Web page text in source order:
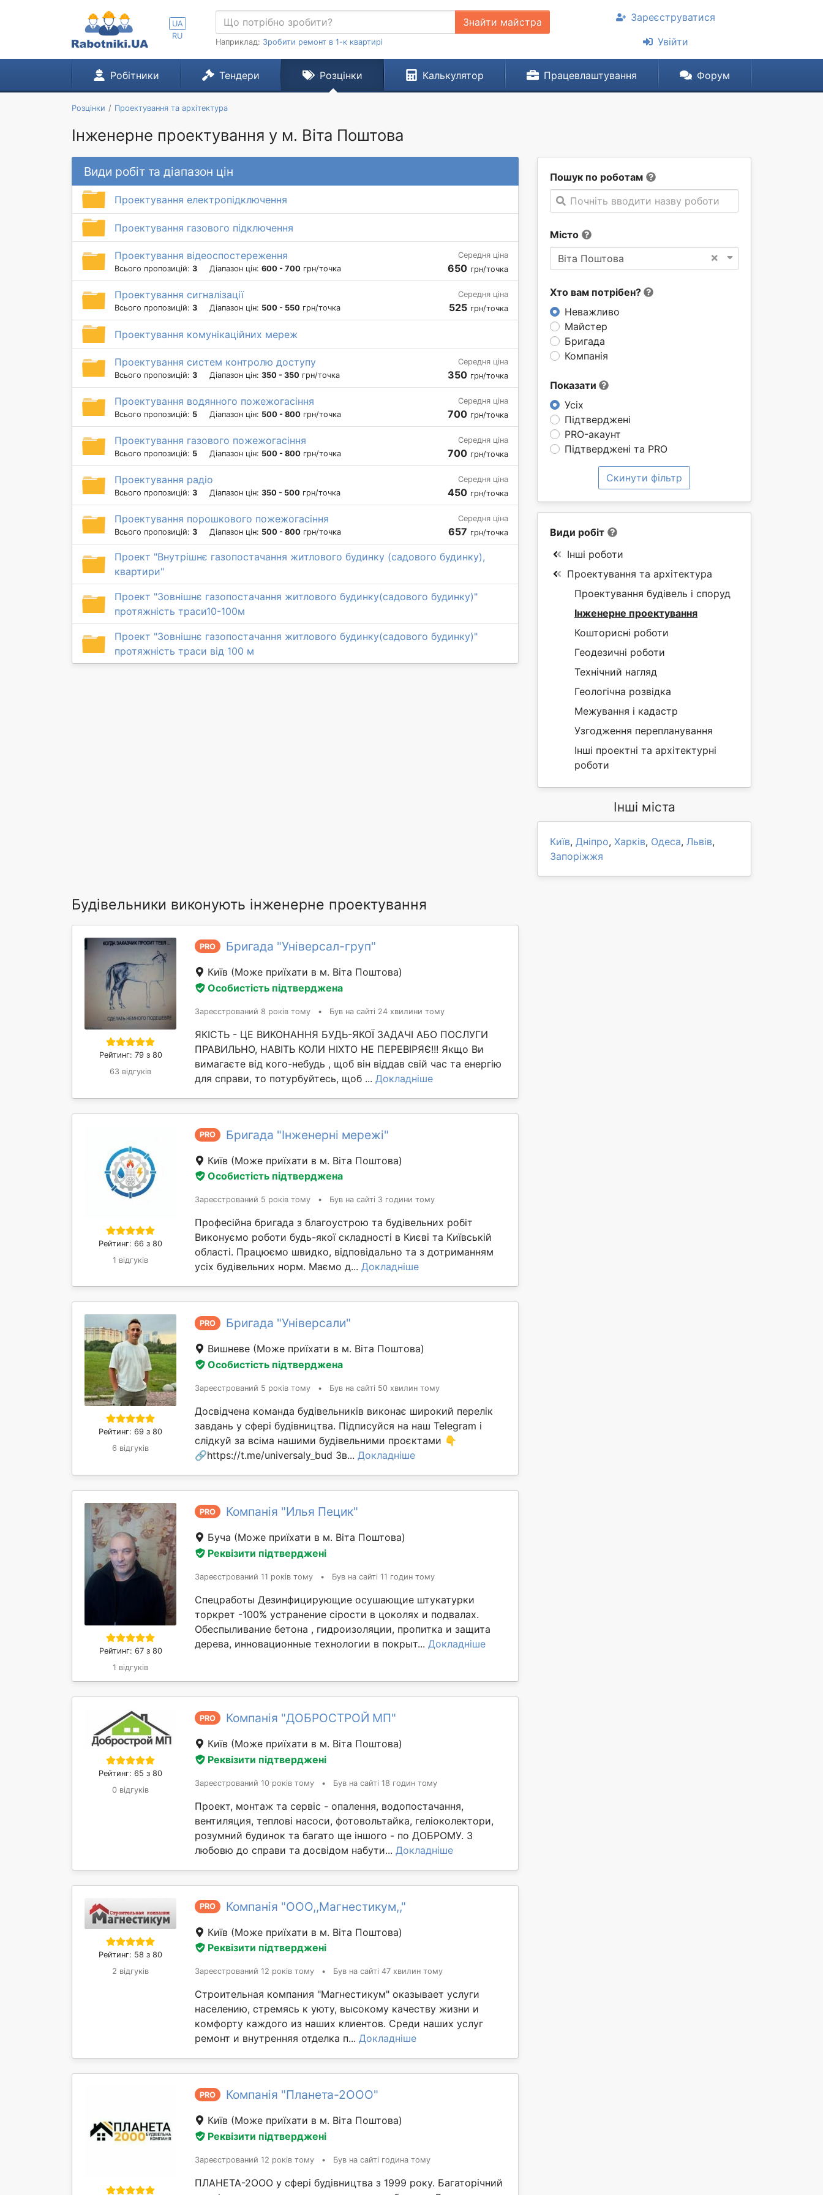
UA
RU
Знайти майстра
Наприклад: Зробити ремонт в 1-к квартирі
Зареєструватися
Увійти
Робітники Тендери Розцінки Калькулятор Працевлаштування Форум
Розцінки Проектування та архітектура
Інженерне проектування у м. Віта Поштова
Пошук по роботам
Почніть вводити назву роботи
Місто
×
Віта Поштова
Хто вам потрібен?
Неважливо
Майстер
Бригада
Компанія
Показати
Усіх
Підтверджені
PRO-акаунт
Підтверджені та PRO
Скинути фільтр
Види робіт та діапазон цін
Проектування електропідключення
Проектування газового підключення
Проектування відеоспостереження
Всього пропозицій: 3 Діапазон цін: 600 - 700 грн/точка
Середня ціна
650 грн/точка
Проектування сигналізації
Всього пропозицій: 3 Діапазон цін: 500 - 550 грн/точка
Середня ціна
525 грн/точка
Проектування комунікаційних мереж
Проектування систем контролю доступу
Всього пропозицій: 3 Діапазон цін: 350 - 350 грн/точка
Середня ціна
350 грн/точка
Проектування водянного пожежогасіння
Всього пропозицій: 5 Діапазон цін: 500 - 800 грн/точка
Середня ціна
700 грн/точка
Проектування газового пожежогасіння
Всього пропозицій: 5 Діапазон цін: 500 - 800 грн/точка
Середня ціна
700 грн/точка
Проектування радіо
Всього пропозицій: 3 Діапазон цін: 350 - 500 грн/точка
Середня ціна
450 грн/точка
Проектування порошкового пожежогасіння
Всього пропозицій: 3 Діапазон цін: 500 - 800 грн/точка
Середня ціна
657 грн/точка
Проект "Внутрішнє газопостачання житлового будинку (садового будинку),
квартири"
Проект "Зовнішнє газопостачання житлового будинку(садового будинку)"
протяжність траси10-100м
Проект "Зовнішнє газопостачання житлового будинку(садового будинку)"
протяжність траси від 100 м
Будівельники виконують інженерне проектування
Рейтинг: 79 з 80
63 відгуків
PRO Бригада "Універсал-груп"
Київ (Може приїхати в м. Віта Поштова)
Особистість підтверджена
Зареєстрований 8 років тому • Був на сайті 24 хвилини тому
ЯКІСТЬ - ЦЕ ВИКОНАННЯ БУДЬ-ЯКОЇ ЗАДАЧІ АБО ПОСЛУГИ
ПРАВИЛЬНО, НАВІТЬ КОЛИ НІХТО НЕ ПЕРЕВІРЯЄ!!! Якщо Ви
вимагаєте від кого-небудь , щоб він віддав свій час та енергію
для справи, то потурбуйтесь, щоб ... Докладніше
Рейтинг: 66 з 80
1 відгуків
PRO Бригада "Інженерні мережі"
Київ (Може приїхати в м. Віта Поштова)
Особистість підтверджена
Зареєстрований 5 років тому • Був на сайті 3 години тому
Професійна бригада з благоустрою та будівельних робіт
Виконуємо роботи будь-якої складності в Києві та Київській
області. Працюємо швидко, відповідально та з дотриманням
усіх будівельних норм. Маємо д... Докладніше
Рейтинг: 69 з 80
6 відгуків
PRO Бригада "Універсали"
Вишневе (Може приїхати в м. Віта Поштова)
Особистість підтверджена
Зареєстрований 5 років тому • Був на сайті 50 хвилин тому
Досвідчена команда будівельників виконає широкий перелік
завдань у сфері будівництва. Підписуйся на наш Telegram і
слідкуй за всіма нашими будівельними проєктами 👇
🔗https://t.me/universaly_bud Зв... Докладніше
Рейтинг: 67 з 80
1 відгуків
PRO Компанія "Илья Пецик"
Буча (Може приїхати в м. Віта Поштова)
Реквізити підтверджені
Зареєстрований 11 років тому • Був на сайті 11 годин тому
Спецработы Дезинфицирующие осушающие штукатурки
торкрет -100% устранение сірости в цоколях и подвалах.
Обеспыливание бетона , гидроизоляции, пропитка и защита
дерева, инновационные технологии в покрыт... Докладніше
Рейтинг: 65 з 80
0 відгуків
PRO Компанія "ДОБРОСТРОЙ МП"
Київ (Може приїхати в м. Віта Поштова)
Реквізити підтверджені
Зареєстрований 10 років тому • Був на сайті 18 годин тому
Проект, монтаж та сервіс - опалення, водопостачання,
вентиляция, теплові насоси, фотовольтайка, геліоколектори,
розумний будинок та багато ще іншого - по ДОБРОМУ. З
любовю до справи та досвідом набути... Докладніше
Рейтинг: 58 з 80
2 відгуків
PRO Компанія "ООО,,Магнестикум,,"
Київ (Може приїхати в м. Віта Поштова)
Реквізити підтверджені
Зареєстрований 12 років тому • Був на сайті 47 хвилин тому
Строительная компания "Магнестикум" оказывает услуги
населению, стремясь к уюту, высокому качеству жизни и
комфорту каждого из наших клиентов. Среди наших услуг
ремонт и внутренняя отделка п... Докладніше
PRO Компанія "Планета-2ООО"
Київ (Може приїхати в м. Віта Поштова)
Реквізити підтверджені
Зареєстрований 12 років тому • Був на сайті година тому
ПЛАНЕТА-2ООО у сфері будівництва з 1999 року. Багаторічний
Види робіт
Інші роботи
Проектування та архітектура
Проектування будівель і споруд
Інженерне проектування
Кошторисні роботи
Геодезичні роботи
Технічний нагляд
Геологічна розвідка
Межування і кадастр
Узгодження перепланування
Інші проектні та архітектурні
роботи
Інші міста
Київ, Дніпро, Харків, Одеса, Львів,
Запоріжжя